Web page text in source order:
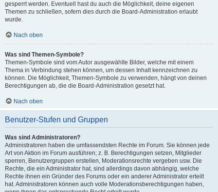
gesperrt werden. Eventuell hast du auch die Möglichkeit, deine eigenen
Themen zu schließen, sofern dies durch die Board-Administration erlaubt
wurde.
Nach oben
Was sind Themen-Symbole?
Themen-Symbole sind vom Autor ausgewählte Bilder, welche mit einem
Thema in Verbindung stehen können, um dessen Inhalt kennzeichnen zu
können. Die Möglichkeit, Themen-Symbole zu verwenden, hängt von deinen
Berechtigungen ab, die die Board-Administration gesetzt hat.
Nach oben
Benutzer-Stufen und Gruppen
Was sind Administratoren?
Administratoren haben die umfassendsten Rechte im Forum. Sie können jede
Art von Aktion im Forum ausführen; z. B. Berechtigungen setzen, Mitglieder
sperren, Benutzergruppen erstellen, Moderationsrechte vergeben usw. Die
Rechte, die ein Administrator hat, sind allerdings davon abhängig, welche
Rechte ihnen ein Gründer des Forums oder ein anderer Administrator erteilt
hat. Administratoren können auch volle Moderationsberechtigungen haben,